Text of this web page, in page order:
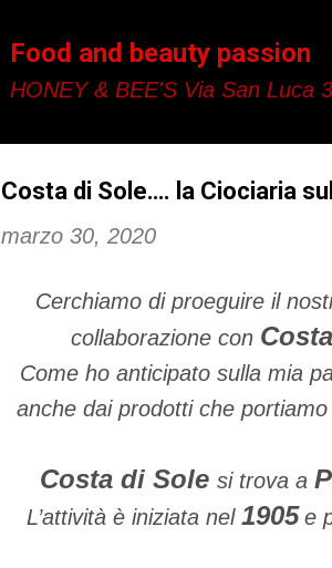
Food and beauty passion
HONEY & BEE'S Via San Luca
Costa di Sole…. la Ciociaria
marzo 30, 2020
Cerchiamo di proeguire il
collaborazione con
Come ho anticipato sulla mia
anche dai prodotti che
Costa di Sole si trova a
L’attività è iniziata nel 1905 e